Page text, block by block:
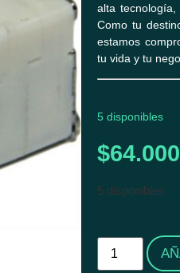
alta tecnología,
Como tu
estamos
tu vida y tu
5 disponibles
$64.000
5 disponibles